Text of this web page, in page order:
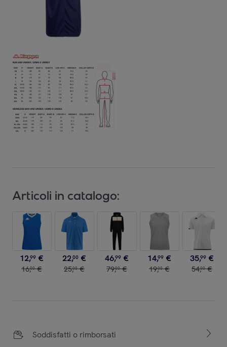
Articoli in catalogo:
12,99 €
16,00 €
22,00 €
25,00 €
46,99 €
79,00 €
14,99 €
19,00 €
35,99 €
54,00 €
Soddisfatti o rimborsati